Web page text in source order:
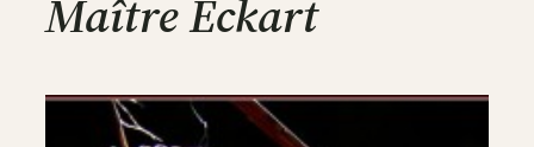
Maître Eckart